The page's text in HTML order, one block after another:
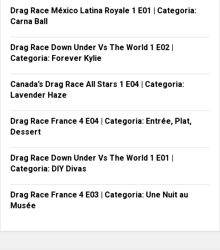
Drag Race México Latina Royale 1 E01 | Categoria:
Carna Ball
Drag Race Down Under Vs The World 1 E02 |
Categoria: Forever Kylie
Canada’s Drag Race All Stars 1 E04 | Categoria:
Lavender Haze
Drag Race France 4 E04 | Categoria: Entrée, Plat,
Dessert
Drag Race Down Under Vs The World 1 E01 |
Categoria: DIY Divas
Drag Race France 4 E03 | Categoria: Une Nuit au
Musée